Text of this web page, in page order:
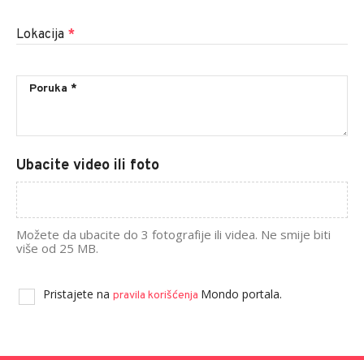
Lokacija *
Ubacite video ili foto
Možete da ubacite do 3 fotografije ili videa. Ne smije biti
više od 25 MB.
Pristajete na pravila korišćenja Mondo portala.